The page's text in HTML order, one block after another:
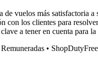
de vuelos más satisfactoria
con los clientes para
a tener en cuenta para
• ShopDutyFree